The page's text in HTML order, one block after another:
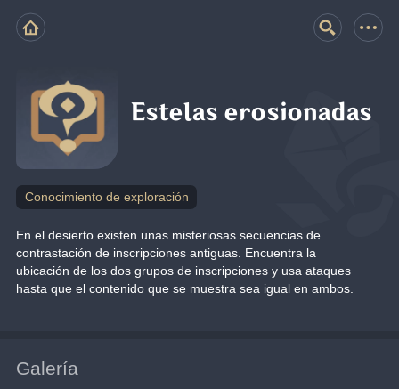
Estelas erosionadas
Conocimiento de exploración
En el desierto existen unas misteriosas secuencias de
contrastación de inscripciones antiguas. Encuentra la
ubicación de los dos grupos de inscripciones y usa ataques
hasta que el contenido que se muestra sea igual en ambos.
Galería